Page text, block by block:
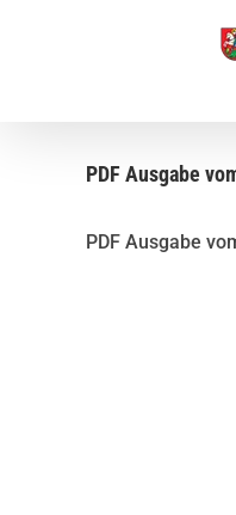
PDF Ausgabe
PDF Ausgabe